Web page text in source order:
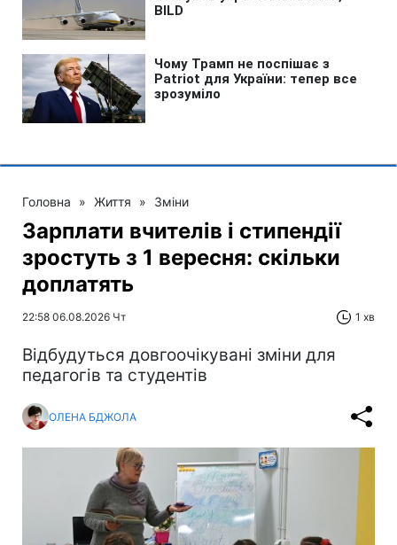
Головна » Життя » Зміни
Зарплати вчителів і стипендії
зростуть з 1 вересня: скільки
доплатять
22:58 06.08.2026 Чт 1 хв
Відбудуться довгоочікувані зміни для
педагогів та студентів
ОЛЕНА БДЖОЛА